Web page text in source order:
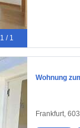
1 / 1
Wohnung
Frankfurt,